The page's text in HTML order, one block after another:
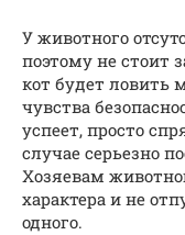
У животного
поэтому не стоит
кот будет
чувства
успеет, просто
случае серьезно
Хозяевам
характера и не
одного.